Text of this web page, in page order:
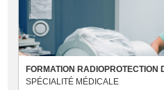
FORMATION RADIOPROTECTION
SPÉCIALITÉ MÉDICALE